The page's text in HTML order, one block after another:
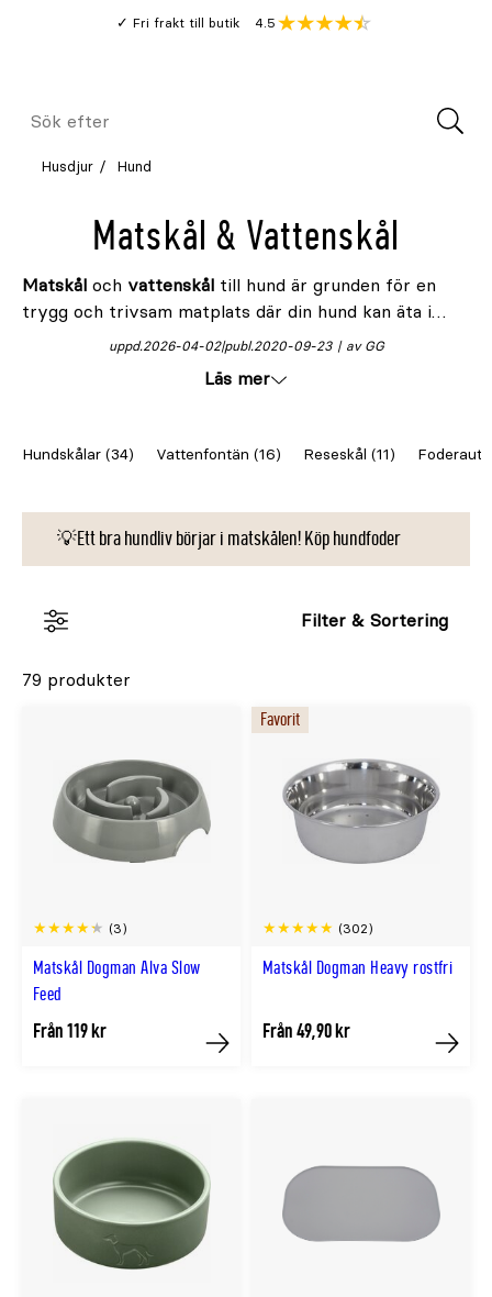
Fri frakt till butik
Genomsnitt
4.5
Meny
Sök
Husdjur Hund
Matskål & Vattenskål
Matskål och vattenskål till hund är grunden för en
trygg och trivsam matplats där din hund kan äta i
lugn och ro. Här får den i sig både näring och vätska –
Eftersom skålarna används flera gånger om dagen är
anpassade efter hundens storlek, matvanor och
publ.2020-09-23
uppd.2026-04-02 av GG
Läs mer
Hundskålar (34) Vattenfontän (16) Reseskål (11)
💡Ett bra hundliv börjar i matskålen! Köp hundfoder
Filter & Sortering
79 produkter
Matskål Dogman Alva Slow
Feed
(3)
Från 119 kr
Köp
Matskål Dogman Heavy rostfri
(302)
Favorit
Från 49,90 kr
Köp